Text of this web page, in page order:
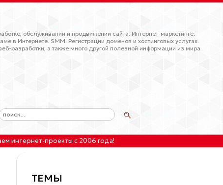
обслуживании и продвижении сайта. Интернет-маркетинге.
в Интернете. SMM. Регистрации доменов и хостинговых услугах.
разработки, а также много другой полезной информации из мира
интернет-проекты с 2006 года!
ТЕМЫ